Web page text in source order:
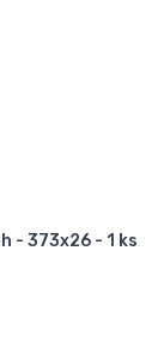
- 373x26 - 1 ks